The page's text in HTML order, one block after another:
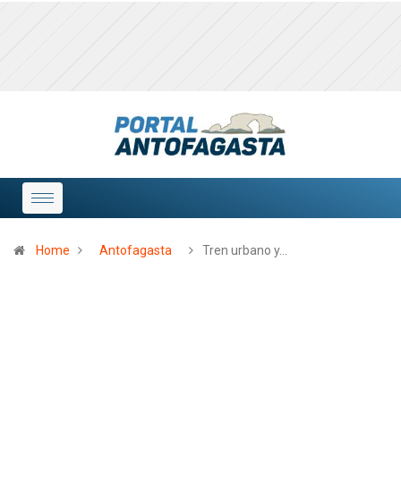
Home Antofagasta Tren urbano y…